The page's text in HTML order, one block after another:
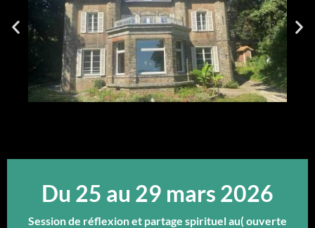
Du 25 au 29 mars 2026
Session de réflexion et partage spirituel au( ouverte